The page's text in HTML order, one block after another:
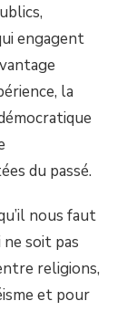
engagent
la
du passé.
nous faut
soit pas
religions,
et pour